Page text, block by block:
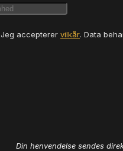
Jeg accepterer vilkår. Data
Din henvendelse sendes